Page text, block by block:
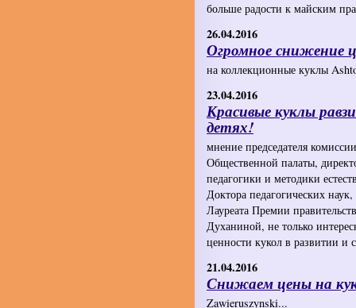
больше радости к майским
26.04.2016
Огромное снижение
на коллекционные куклы
23.04.2016
Красивые куклы
детях!
мнение председателя
Общественной палаты,
педагогики и методики
Доктора педагогических
Лауреата Премии
Духаниной, не только
ценности кукол в развитии и
21.04.2016
Снижаем цены на
Zawieruszynski...